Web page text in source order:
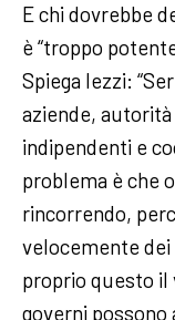
E chi dovrebbe
è “troppo
Spiega Iezzi:
aziende,
indipendenti e
problema è che
rincorrendo,
velocemente dei
proprio questo il
governi possono